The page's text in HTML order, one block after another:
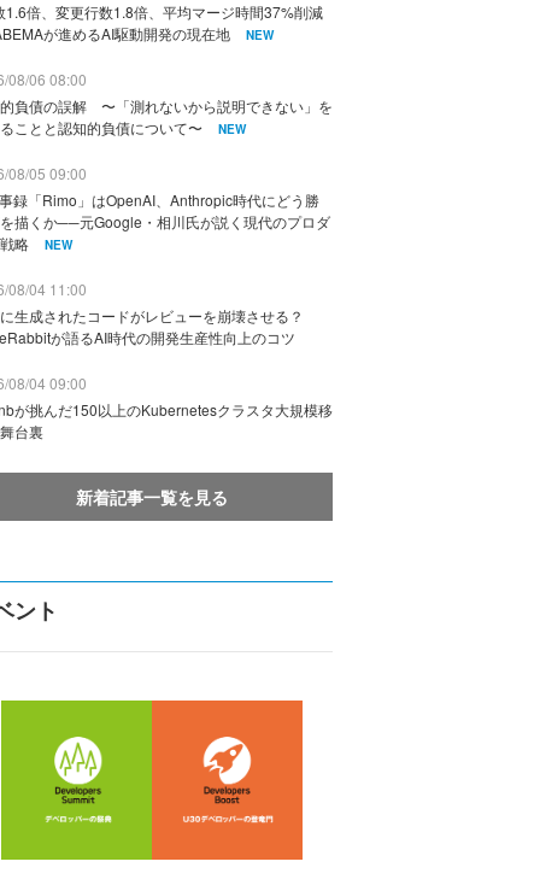
1.6倍、変更行数1.8倍、平均マージ時間37%削減
が進めるAI駆動開発の現在地
NEW
08/06 08:00
負債の誤解 〜「測れないから説明できない」を
ことと認知的負債について〜
NEW
08/05 09:00
録「Rimo」はOpenAI、Anthropic時代にどう勝
描くか──元Google・相川氏が説く現代のプロダ
略
NEW
08/04 11:00
生成されたコードがレビューを崩壊させる？
が語るAI時代の開発生産性向上のコツ
08/04 09:00
が挑んだ150以上のKubernetesクラスタ大規模移
台裏
新着記事一覧を見る
ント